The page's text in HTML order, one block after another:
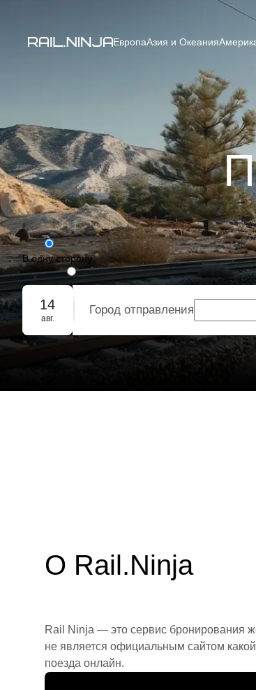
ЕвропаАзия и Океания
В одну сторону
Туда-обратно
Групповое бронирование
14
авг.
Город отправления
О Rail.Ninja
Rail Ninja — это сервис бронирования
не является официальным сайтом
поезда онлайн.